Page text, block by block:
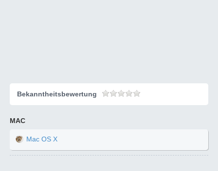
Bekanntheitsbewertung
MAC
Mac OS X